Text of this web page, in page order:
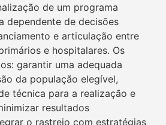
de um programa
dependente de decisões
e articulação entre
e hospitalares. Os
garantir uma adequada
da população elegível,
técnica para a realização e
resultados
o rastreio com estratégias